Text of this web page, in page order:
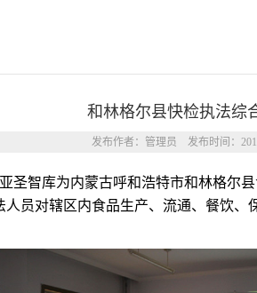
和林格尔县快检执法综
发布作者：管理员 发布时间：
圣智库为内蒙古呼和浩特市和林格尔
员对辖区内食品生产、流通、餐饮